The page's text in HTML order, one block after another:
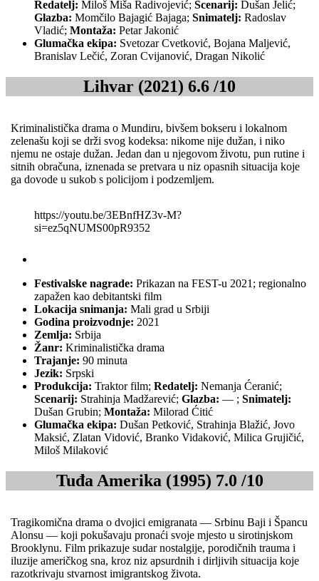
Redatelj: Miloš Miša Radivojević; Scenarij: Dušan Jelić;
Glazba: Momčilo Bajagić Bajaga; Snimatelj: Radoslav
Vladić; Montaža: Petar Jakonić
Glumačka ekipa: Svetozar Cvetković, Bojana Maljević,
Branislav Lečić, Zoran Cvijanović, Dragan Nikolić
Lihvar (2021) 6.6 /10
Kriminalistička drama o Mundiru, bivšem bokseru i lokalnom
zelenašu koji se drži svog kodeksa: nikome nije dužan, i niko
njemu ne ostaje dužan. Jedan dan u njegovom životu, pun rutine i
sitnih obračuna, iznenada se pretvara u niz opasnih situacija koje
ga dovode u sukob s policijom i podzemljem.
https://youtu.be/3EBnfHZ3v-M?
si=ez5qNUMS00pR9352
Festivalske nagrade: Prikazan na FEST-u 2021; regionalno
zapažen kao debitantski film
Lokacija snimanja: Mali grad u Srbiji
Godina proizvodnje: 2021
Zemlja: Srbija
Žanr: Kriminalistička drama
Trajanje: 90 minuta
Jezik: Srpski
Produkcija: Traktor film; Redatelj: Nemanja Ćeranić;
Scenarij: Strahinja Madžarević; Glazba: — ; Snimatelj:
Dušan Grubin; Montaža: Milorad Ćitić
Glumačka ekipa: Dušan Petković, Strahinja Blažić, Jovo
Maksić, Zlatan Vidović, Branko Vidaković, Milica Grujičić,
Miloš Milaković
Tuđa Amerika (1995) 7.0 /10
Tragikomična drama o dvojici emigranata — Srbinu Baji i Špancu
Alonsu — koji pokušavaju pronaći svoje mjesto u sirotinjskom
Brooklynu. Film prikazuje sudar nostalgije, porodičnih trauma i
iluzije američkog sna, kroz niz apsurdnih i dirljivih situacija koje
razotkrivaju stvarnost imigrantskog života.